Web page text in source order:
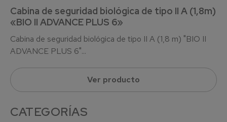
CATEGORÍAS
Cabina de seguridad biológica de tipo II A (1,8m)
«BIO II ADVANCE PLUS 6»
Cabina de seguridad biológica de tipo II A (1,8 m) "BIO II
ADVANCE PLUS 6"...
Ver producto